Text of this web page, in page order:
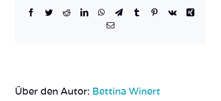
Facebook
TwitterRedditLinkedInWhatsApp
TelegramTumblrPinterest
Vk
Xing
E-
Über den Autor: Bettina Winert